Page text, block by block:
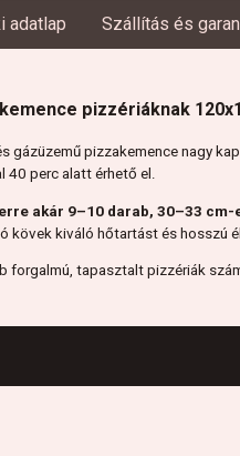
adatlap Szállítás és
pizzériáknak
gázüzemű pizzakemence nagy
40 perc alatt érhető el.
akár 9–10 darab, 30–33
kövek kiváló hőtartást és hosszú
forgalmú, tapasztalt pizzériák